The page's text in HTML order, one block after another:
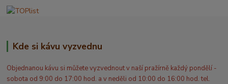
Kde si kávu vyzvednu
Objednanou kávu si můžete vyzvednout v naší pražírně každý pondělí -
sobota od 9:00 do 17:00 hod. a v neděli od 10:00 do 16:00 hod. tel.